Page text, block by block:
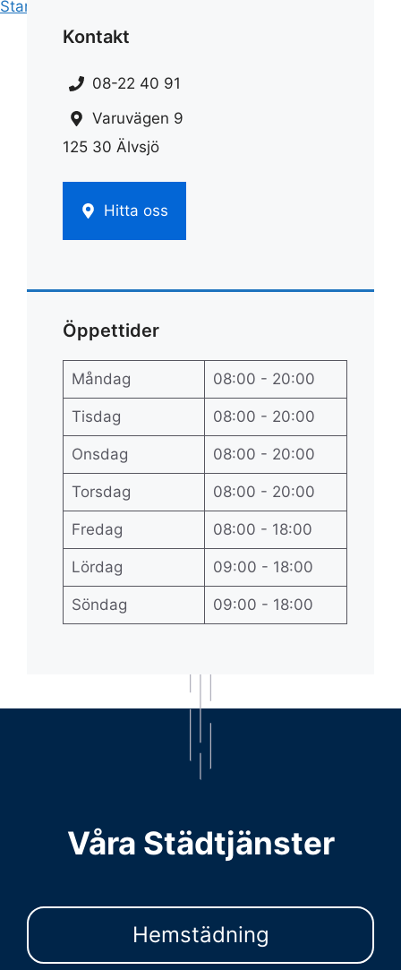
Start
Kontakt
08-22 40 91
Varuvägen 9
125 30 Älvsjö
Hitta oss
Öppettider
Måndag 08:00 - 20:00
Tisdag 08:00 - 20:00
Onsdag 08:00 - 20:00
Torsdag 08:00 - 20:00
Fredag 08:00 - 18:00
Lördag 09:00 - 18:00
Söndag 09:00 - 18:00
Våra Städtjänster
Hemstädning